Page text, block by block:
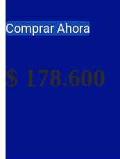
Comprar Ahora
$ 178.600